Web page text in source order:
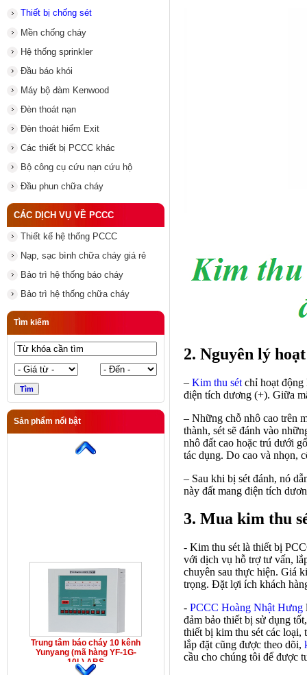
Thiết bị chống sét
Mền chống cháy
Hệ thống sprinkler
Đầu báo khói
Máy bộ đàm Kenwood
Đèn thoát nạn
Đèn thoát hiểm Exit
Các thiết bị PCCC khác
Bộ công cụ cứu nạn cứu hộ
Đầu phun chữa cháy
CÁC DỊCH VỤ VỀ PCCC
Thiết kế hệ thống PCCC
Nạp, sạc bình chữa cháy giá rẻ
Bảo trì hệ thống báo cháy
Bảo trì hệ thống chữa cháy
Tìm kiếm
Sản phẩm nổi bật
Trung tâm báo cháy 10 kênh
Yunyang (mã hàng YF-1G-
10L) ABS
Trung tâm báo cháy 10 kênh
Yunyang (mã hàng YF-1G-
10L) ABS
2. Nguyên lý
– Kim thu sét chỉ hoạt động
điện tích dương (+). Giữa
– Những chỗ nhô cao trên
thành, sét sẽ đánh vào
nhô đất cao hoặc trú dưới
tác dụng. Do cao và nhọn,
– Sau khi bị sét đánh, nó
này đất mang điện tích
3. Mua kim thu
- Kim thu sét là thiết bị
với dịch vụ hỗ trợ tư vấn,
chuyên sau thực hiện. Giá
trọng. Đặt lợi ích khách
- PCCC Hoàng Nhật Hưng
đảm bảo thiết bị sử dụng
thiết bị kim thu sét các loại,
lắp đặt cũng được theo dõi,
cầu cho chúng tôi để được